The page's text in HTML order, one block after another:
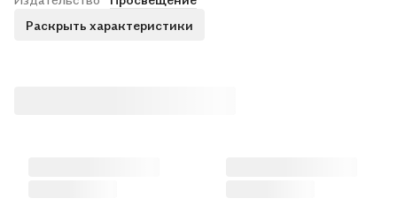
Раскрыть характеристики